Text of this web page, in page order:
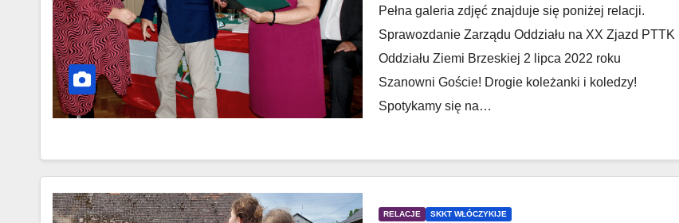
Pełna galeria zdjęć znajduje się poniżej relacji.
Sprawozdanie Zarządu Oddziału na XX Zjazd PTTK
Oddziału Ziemi Brzeskiej 2 lipca 2022 roku
Szanowni Goście! Drogie koleżanki i koledzy!
Spotykamy się na…
RELACJE SKKT WŁÓCZYKIJE